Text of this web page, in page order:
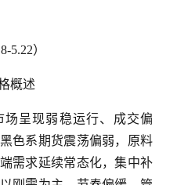
5.22）
概述
场呈现弱稳运行、成交偏
色系期货震荡偏弱，原料
需求延续常态化，集中补